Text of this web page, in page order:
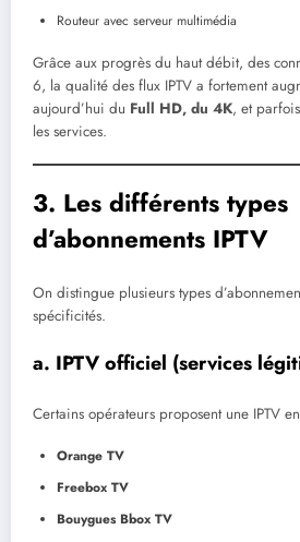
Routeur avec serveur multimédia
Grâce aux progrès du haut débit, des
6, la qualité des flux IPTV a fortement
aujourd’hui du Full HD, du 4K, et
les services.
3. Les différents types
d’abonnements IPTV
On distingue plusieurs types
spécificités.
a. IPTV officiel (services
Certains opérateurs proposent une IPTV
Orange TV
Freebox TV
Bouygues Bbox TV